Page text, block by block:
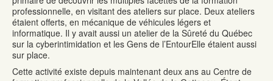
professionnelle, en visitant des ateliers sur place. Deux ateliers
étaient offerts, en mécanique de véhicules légers et
informatique. Il y avait aussi un atelier de la Sûreté du Québec
sur la cyberintimidation et les Gens de l’EntourElle étaient aussi
sur place.
Cette activité existe depuis maintenant deux ans au Centre de